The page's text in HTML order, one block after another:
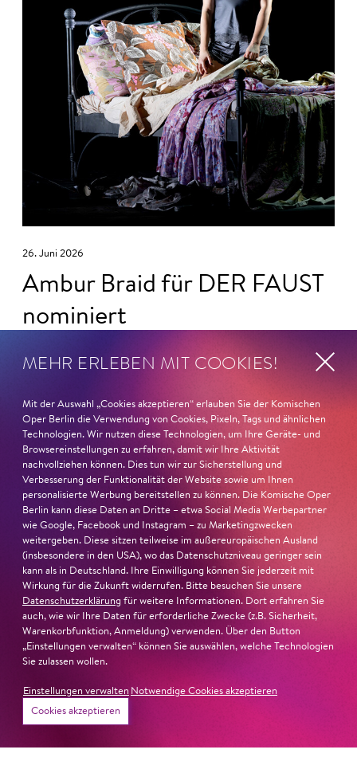
26. Juni 2026
Ambur Braid für DER FAUST
nominiert
FAUST nominiert in der Kategorie »Darsteller:in
Katerina Lwowna Ismailowa in Barrie Koskys Lady
Macbeth von Mzensk
sei jederzeit authentisch, ziehe das
Publikum in ihren Bann, fordere zum Miterleben und
Mitleiden heraus – niemand im Saal bliebe teilnahmslos
zurück, lobt die Jury Ambur Braids stimmliche Wucht
und ihre starke Bühnenpräsenz:
»In dem überwältigenden Farbenreichtum ihres Spiels
sind Auflehnung und Verletzlichkeit ebenso nachfühlbar
wie die verzweifelte Einsamkeit ihrer Figur.«Jury-
Begründung
MEHR ERLEBEN MIT COOKIES!
Mit der Auswahl „Cookies akzeptieren“ erlauben Sie der Komischen
Oper Berlin die Verwendung von Cookies, Pixeln, Tags und ähnlichen
Technologien. Wir nutzen diese Technologien, um Ihre Geräte- und
Browsereinstellungen zu erfahren, damit wir Ihre Aktivität
nachvollziehen können. Dies tun wir zur Sicherstellung und
Verbesserung der Funktionalität der Website sowie um Ihnen
personalisierte Werbung bereitstellen zu können. Die Komische Oper
Berlin kann diese Daten an Dritte – etwa Social Media Werbepartner
wie Google, Facebook und Instagram – zu Marketingzwecken
weitergeben. Diese sitzen teilweise im außereuropäischen Ausland
(insbesondere in den USA), wo das Datenschutzniveau geringer sein
kann als in Deutschland. Ihre Einwilligung können Sie jederzeit mit
Wirkung für die Zukunft widerrufen. Bitte besuchen Sie unsere
Datenschutzerklärung für weitere Informationen. Dort erfahren Sie
auch, wie wir Ihre Daten für erforderliche Zwecke (z.B. Sicherheit,
Warenkorbfunktion, Anmeldung) verwenden. Über den Button
„Einstellungen verwalten“ können Sie auswählen, welche Technologien
Sie zulassen wollen.
Einstellungen verwalten Notwendige Cookies akzeptieren
Cookies akzeptieren